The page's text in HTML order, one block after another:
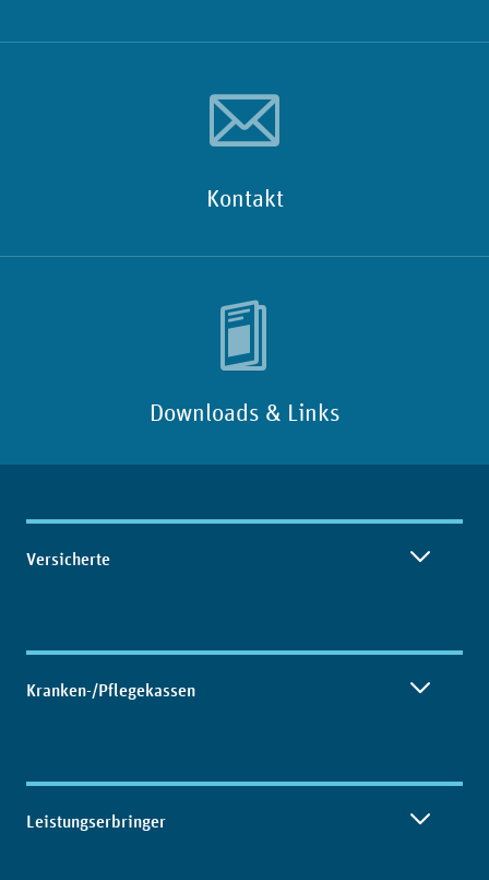
Kontakt
Downloads & Links
Inhaltsübersicht
Versicherte
Kranken-/Pflegekassen
Leistungserbringer